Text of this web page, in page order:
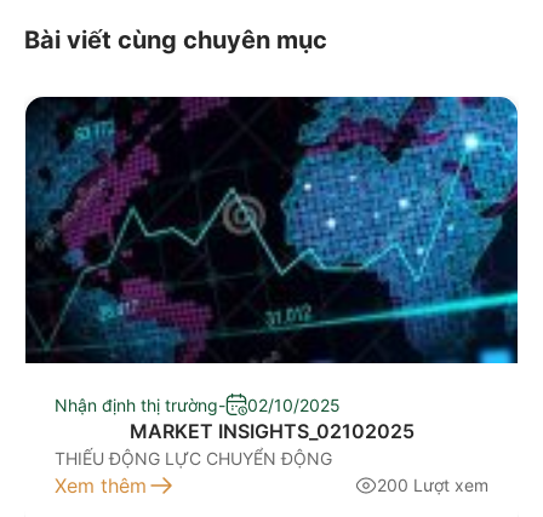
Bài viết cùng chuyên mục
Nhận định thị trường- 02/10/2025
MARKET INSIGHTS_02102025
THIẾU ĐỘNG LỰC CHUYỂN ĐỘNG
Xem thêm 200 Lượt xem